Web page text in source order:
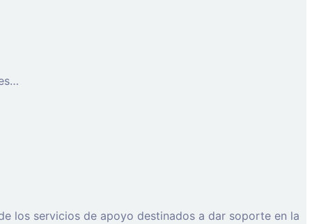
los servicios de apoyo destinados a dar soporte en la